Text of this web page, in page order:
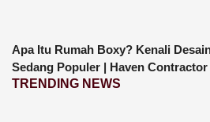
Apa Itu Rumah Boxy? Kenali
Sedang Populer | Haven Contractor
TRENDING NEWS